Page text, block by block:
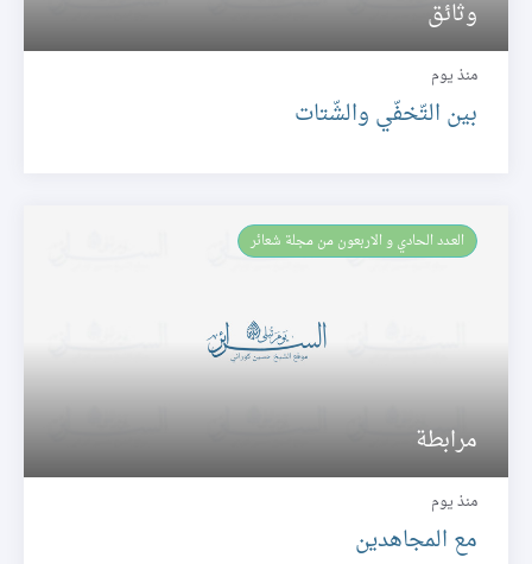
وثائق
منذ يوم
بين التّخفّي والشّتات
العـدد الحادي و الاربعون من مجلة شعائر
مرابطة
منذ يوم
مع المجاهدين